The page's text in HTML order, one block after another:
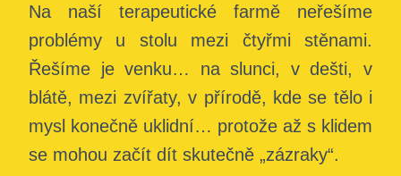
Na naší terapeutické farmě neřešíme
problémy u stolu mezi čtyřmi stěnami.
Řešíme je venku… na slunci, v dešti, v
blátě, mezi zvířaty, v přírodě, kde se tělo i
mysl konečně uklidní… protože až s klidem
se mohou začít dít skutečně „zázraky“.